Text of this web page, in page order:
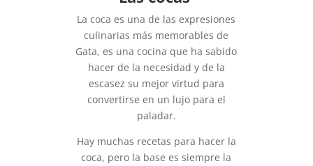
La coca es una de las expresiones
culinarias más memorables de
Gata, es una cocina que ha sabido
hacer de la necesidad y de la
escasez su mejor virtud para
convertirse en un lujo para el
paladar.
Hay muchas recetas para hacer la
coca, pero la base es siempre la